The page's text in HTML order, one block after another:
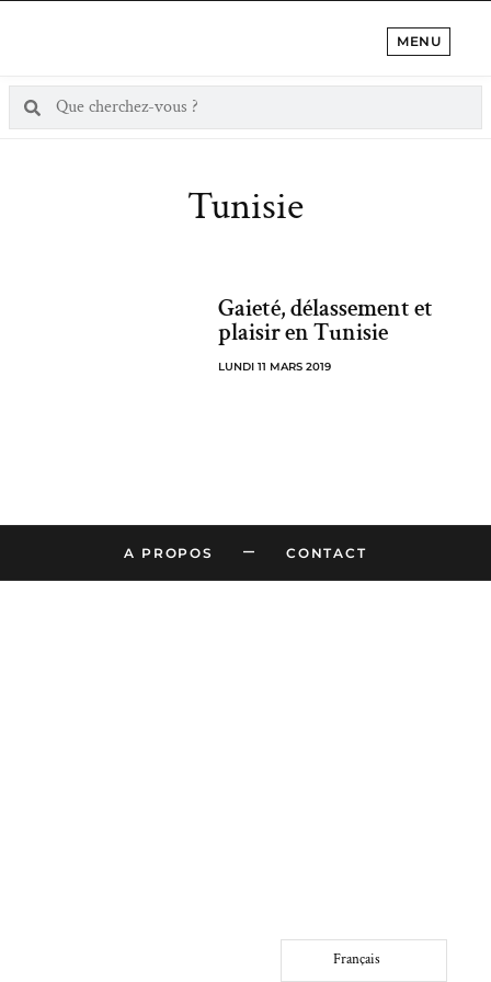
MENU
Tunisie
Gaieté, délassement et
plaisir en Tunisie
LUNDI 11 MARS 2019
A PROPOS – CONTACT
Français